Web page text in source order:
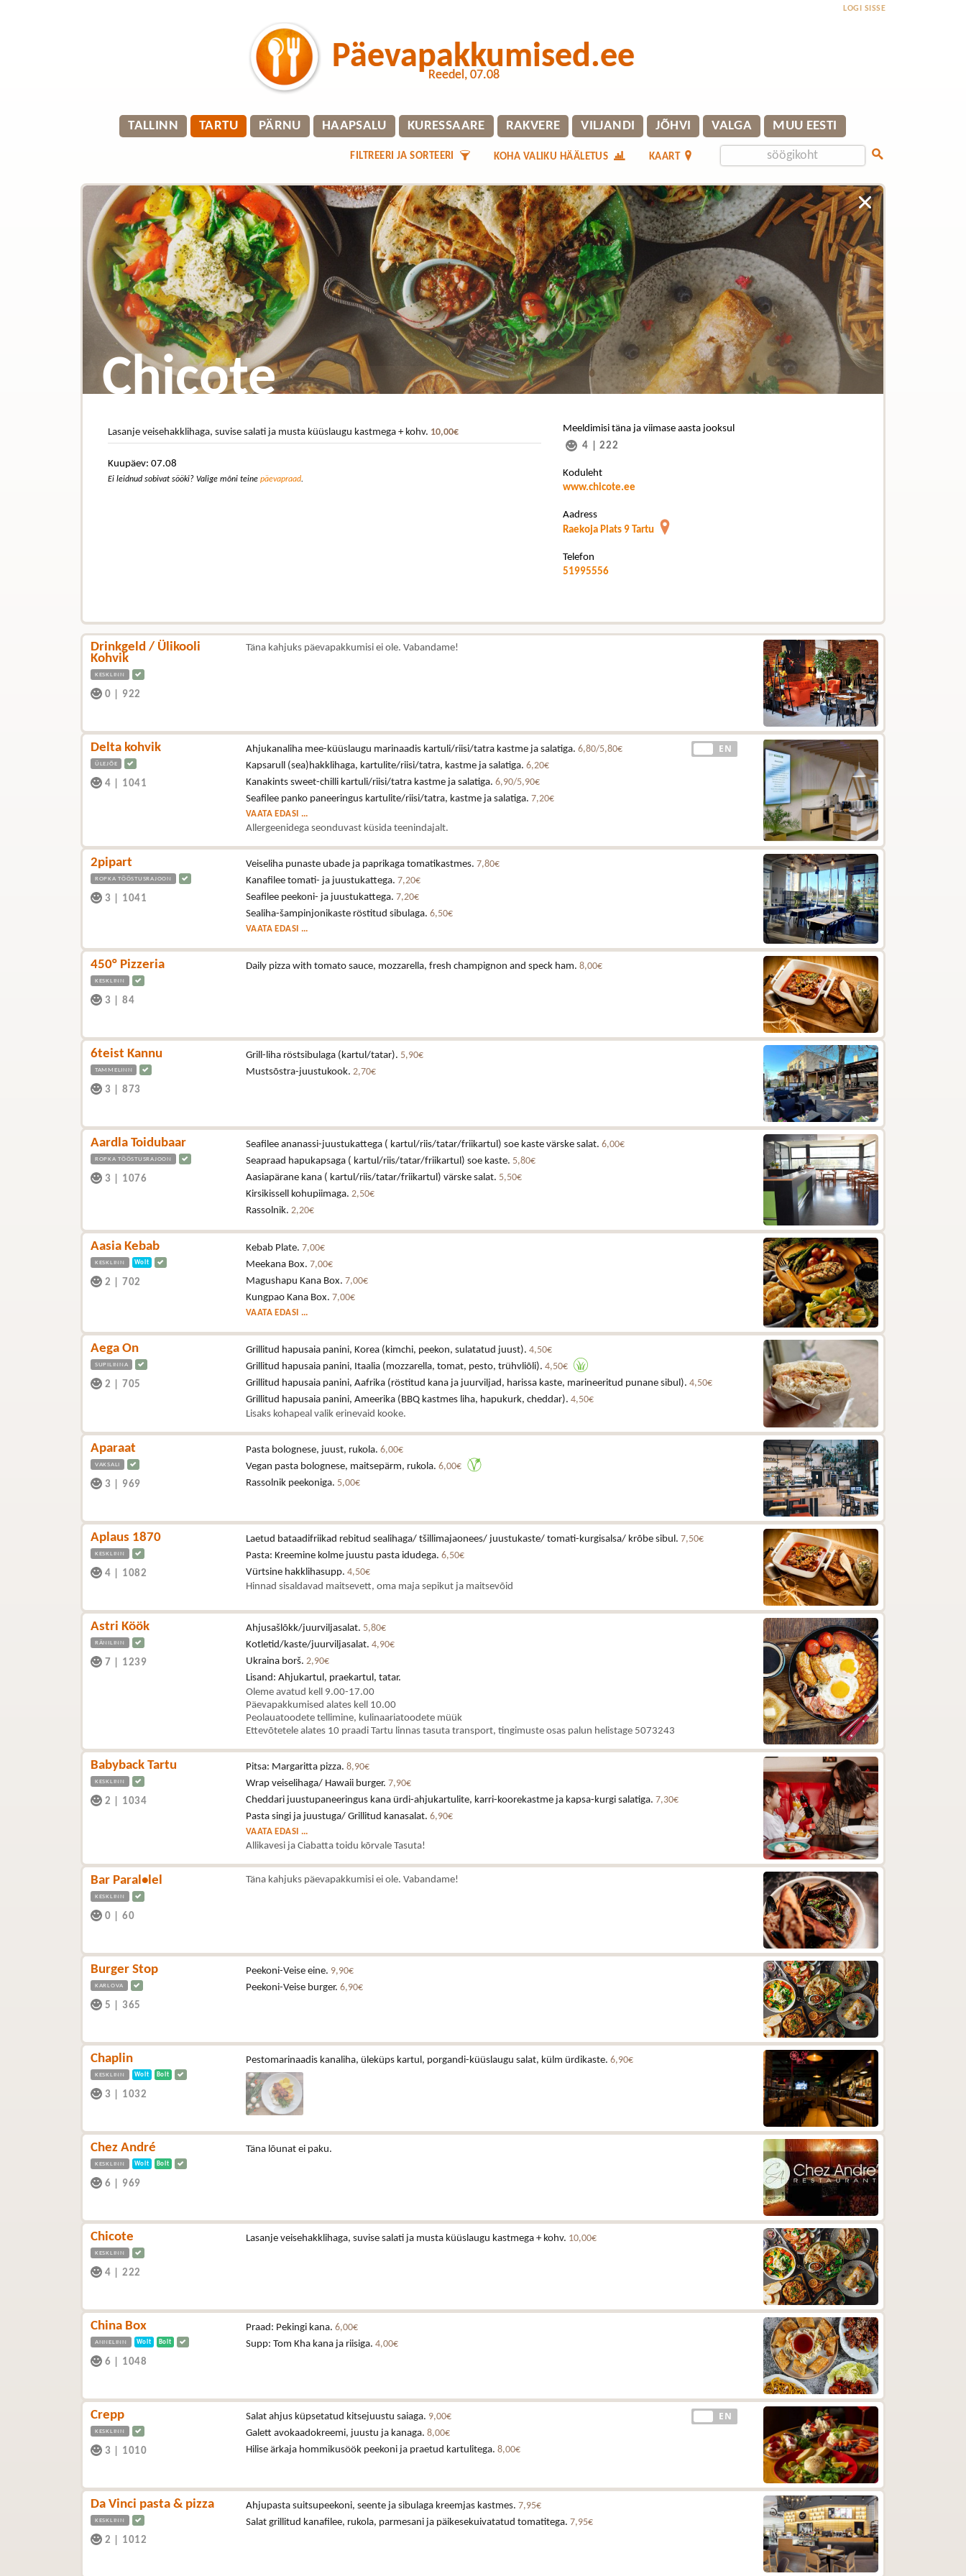
LOGI SISSE
Päevapakkumised.ee
Reedel, 07.08
TALLINN TARTU PÄRNU HAAPSALU KURESSAARE RAKVERE VILJANDI JÕHVI VALGA MUU EESTI
KAART
KOHA VALIKU HÄÄLETUS
FILTREERI JA SORTEERI
Chicote
Lasanje veisehakklihaga, suvise salati ja musta küüslaugu kastmega + kohv. 10,00€
Kuupäev: 07.08
Ei leidnud sobivat sööki? Valige mõni teine päevapraad.
Meeldimisi täna ja viimase aasta jooksul
4 |222
Koduleht
www.chicote.ee
Aadress
Raekoja Plats 9 Tartu
Telefon
51995556
Drinkgeld / Ülikooli
Kohvik
KESKLINN
0 922
Täna kahjuks päevapakkumisi ei ole. Vabandame!
Delta kohvik
ÜLEJÕE
4 1041
EN
Ahjukanaliha mee-küüslaugu marinaadis kartuli/riisi/tatra kastme ja salatiga. 6,80/5,80€
Kapsarull (sea)hakklihaga, kartulite/riisi/tatra, kastme ja salatiga. 6,20€
Kanakints sweet-chilli kartuli/riisi/tatra kastme ja salatiga. 6,90/5,90€
Seafilee panko paneeringus kartulite/riisi/tatra, kastme ja salatiga. 7,20€
VAATA EDASI ...
Allergeenidega seonduvast küsida teenindajalt.
2pipart
ROPKA TÖÖSTUSRAJOON
3 1041
Veiseliha punaste ubade ja paprikaga tomatikastmes. 7,80€
Kanafilee tomati- ja juustukattega. 7,20€
Seafilee peekoni- ja juustukattega. 7,20€
Sealiha-šampinjonikaste röstitud sibulaga. 6,50€
VAATA EDASI ...
450° Pizzeria
KESKLINN
3 84
Daily pizza with tomato sauce, mozzarella, fresh champignon and speck ham. 8,00€
6teist Kannu
TAMMELINN
3 873
Grill-liha röstsibulaga (kartul/tatar). 5,90€
Mustsõstra-juustukook. 2,70€
Aardla Toidubaar
ROPKA TÖÖSTUSRAJOON
3 1076
Seafilee ananassi-juustukattega ( kartul/riis/tatar/friikartul) soe kaste värske salat. 6,00€
Seapraad hapukapsaga ( kartul/riis/tatar/friikartul) soe kaste. 5,80€
Aasiapärane kana ( kartul/riis/tatar/friikartul) värske salat. 5,50€
Kirsikissell kohupiimaga. 2,50€
Rassolnik. 2,20€
Aasia Kebab
KESKLINN Wolt
2 702
Kebab Plate. 7,00€
Meekana Box. 7,00€
Magushapu Kana Box. 7,00€
Kungpao Kana Box. 7,00€
VAATA EDASI ...
Aega On
SUPILINNA
2 705
Grillitud hapusaia panini, Korea (kimchi, peekon, sulatatud juust). 4,50€
Grillitud hapusaia panini, Itaalia (mozzarella, tomat, pesto, trühvliõli). 4,50€
Grillitud hapusaia panini, Aafrika (röstitud kana ja juurviljad, harissa kaste, marineeritud punane sibul). 4,50€
Grillitud hapusaia panini, Ameerika (BBQ kastmes liha, hapukurk, cheddar). 4,50€
Lisaks kohapeal valik erinevaid kooke.
Aparaat
VAKSALI
3 969
Pasta bolognese, juust, rukola. 6,00€
Vegan pasta bolognese, maitsepärm, rukola. 6,00€
Rassolnik peekoniga. 5,00€
Aplaus 1870
KESKLINN
4 1082
Laetud bataadifriikad rebitud sealihaga/ tšillimajaonees/ juustukaste/ tomati-kurgisalsa/ krõbe sibul. 7,50€
Pasta: Kreemine kolme juustu pasta idudega. 6,50€
Vürtsine hakklihasupp. 4,50€
Hinnad sisaldavad maitsevett, oma maja sepikut ja maitsevõid
Astri Köök
RÄNILINN
7 1239
Ahjusašlõkk/juurviljasalat. 5,80€
Kotletid/kaste/juurviljasalat. 4,90€
Ukraina borš. 2,90€
Lisand: Ahjukartul, praekartul, tatar.
Oleme avatud kell 9.00-17.00
Päevapakkumised alates kell 10.00
Peolauatoodete tellimine, kulinaariatoodete müük
Ettevõtetele alates 10 praadi Tartu linnas tasuta transport, tingimuste osas palun helistage 5073243
Babyback Tartu
KESKLINN
2 1034
Pitsa: Margaritta pizza. 8,90€
Wrap veiselihaga/ Hawaii burger. 7,90€
Cheddari juustupaneeringus kana ürdi-ahjukartulite, karri-koorekastme ja kapsa-kurgi salatiga. 7,30€
Pasta singi ja juustuga/ Grillitud kanasalat. 6,90€
VAATA EDASI ...
Allikavesi ja Ciabatta toidu kõrvale Tasuta!
Bar Paral•lel
KESKLINN
0 60
Täna kahjuks päevapakkumisi ei ole. Vabandame!
Burger Stop
KARLOVA
5 365
Peekoni-Veise eine. 9,90€
Peekoni-Veise burger. 6,90€
Chaplin
KESKLINN Wolt Bolt
3 1032
Pestomarinaadis kanaliha, üleküps kartul, porgandi-küüslaugu salat, külm ürdikaste. 6,90€
Chez André
KESKLINN Wolt Bolt
6 969
Täna lõunat ei paku.
Chicote
KESKLINN
4 222
Lasanje veisehakklihaga, suvise salati ja musta küüslaugu kastmega + kohv. 10,00€
China Box
ANNELINN Wolt Bolt
6 1048
Praad: Pekingi kana. 6,00€
Supp: Tom Kha kana ja riisiga. 4,00€
Crepp
KESKLINN
3 1010
EN
Salat ahjus küpsetatud kitsejuustu saiaga. 9,00€
Galett avokaadokreemi, juustu ja kanaga. 8,00€
Hilise ärkaja hommikusöök peekoni ja praetud kartulitega. 8,00€
Da Vinci pasta & pizza
KESKLINN
2 1012
Ahjupasta suitsupeekoni, seente ja sibulaga kreemjas kastmes. 7,95€
Salat grillitud kanafilee, rukola, parmesani ja päikesekuivatatud tomatitega. 7,95€